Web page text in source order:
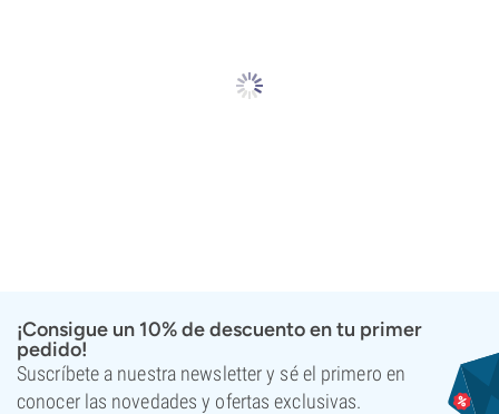
¡Consigue un 10% de descuento en tu primer
pedido!
Suscríbete a nuestra newsletter y sé el primero en
conocer las novedades y ofertas exclusivas.